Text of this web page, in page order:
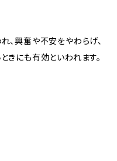
、興奮や不安をやわらげ、
きにも有効といわれます。